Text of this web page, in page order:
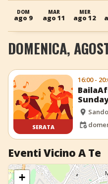
Aggiungi evento
DOM
ago 9
MAR
ago 11
MER
ago 12
DOMENICA,
SERATA
16:00 -
Eventi Vicino A Te
+